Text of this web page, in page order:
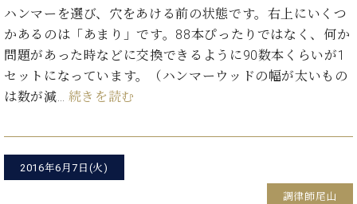
コ
ン
サ
ー
ト /
C.
ヒ
シ
ュ
ア
ノ
技
術
グ
ン
ド
ピ
ア
る
こ
シ
タ
イ
ン
ラ
ン
ド
ご
内
各
店
か
ら
の
奏
し
た
い！
学
録
音
報
ベ
ヒ
シ
ン・
サ
ハンマーを選び、穴をあける前の状態です。右上にいくつ
かあるのは「あまり」です。88本ぴったりではなく、何か
問題があった時などに交換できるように90数本くらいが1
セットになっています。（ハンマーウッドの幅が太いもの
は数が減… 続きを読む
2016年6月7日(火)
調律師尾山